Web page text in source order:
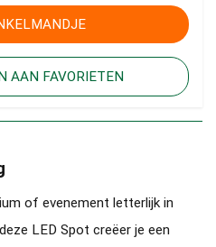
AAN FAVORIETEN
of evenement letterlijk in
LED Spot creëer je een